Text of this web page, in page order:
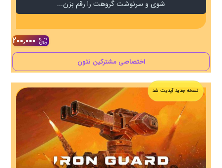
شوی و سرنوشت گروهت را رقم بزن...
۲۰۰,۰۰۰
اختصاصی مشترکین نئون
نسخه جدید آپدیت شد